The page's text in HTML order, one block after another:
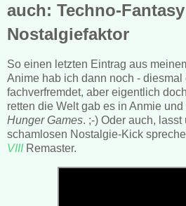
auch: Techno-
Nostalgiefaktor
So einen letzten Eintrag aus
Anime hab ich dann noch - diesmal
fachverfremdet, aber eigentlich
retten die Welt gab es in Anmie
Hunger Games. ;-) Oder auch,
schamlosen Nostalgie-Kick
VIIIRemaster.